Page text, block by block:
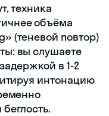
техника
объёма
(теневой повтор)
вы слушаете
в 1-2
интонацию